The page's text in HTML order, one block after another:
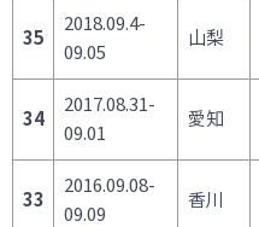
35
2018.09.4-
09.05
山梨
34
2017.08.31-
09.01
愛知
33
2016.09.08-
09.09
香川